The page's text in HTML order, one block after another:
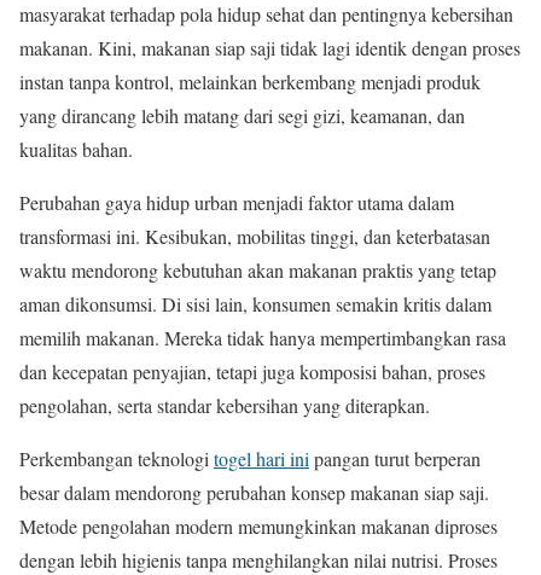
masyarakat terhadap pola hidup sehat dan pentingnya kebersihan
makanan. Kini, makanan siap saji tidak lagi identik dengan proses
instan tanpa kontrol, melainkan berkembang menjadi produk
yang dirancang lebih matang dari segi gizi, keamanan, dan
kualitas bahan.
Perubahan gaya hidup urban menjadi faktor utama dalam
transformasi ini. Kesibukan, mobilitas tinggi, dan keterbatasan
waktu mendorong kebutuhan akan makanan praktis yang tetap
aman dikonsumsi. Di sisi lain, konsumen semakin kritis dalam
memilih makanan. Mereka tidak hanya mempertimbangkan rasa
dan kecepatan penyajian, tetapi juga komposisi bahan, proses
pengolahan, serta standar kebersihan yang diterapkan.
Perkembangan teknologitogel hari inipangan turut berperan
besar dalam mendorong perubahan konsep makanan siap saji.
Metode pengolahan modern memungkinkan makanan diproses
dengan lebih higienis tanpa menghilangkan nilai nutrisi. Proses